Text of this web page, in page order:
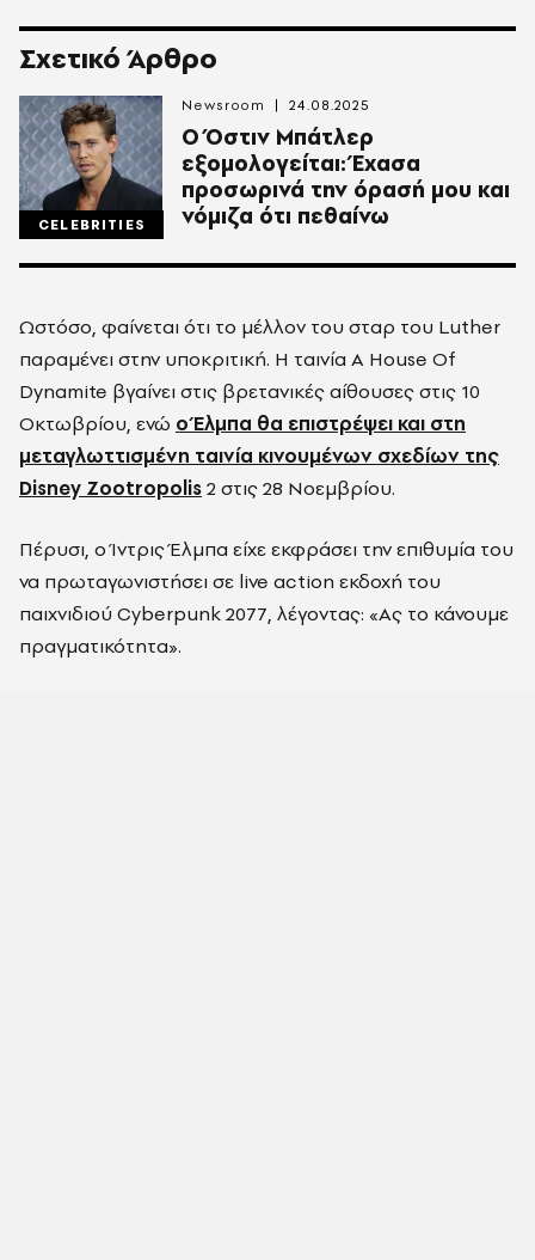
Σχετικό Άρθρο
CELEBRITIES
Ο Όστιν Μπάτλερ
εξομολογείται: Έχασα
προσωρινά την όρασή μου και
νόμιζα ότι πεθαίνω
Newsroom 24.08.2025
Ωστόσο, φαίνεται ότι το μέλλον του σταρ του Luther
παραμένει στην υποκριτική. Η ταινία A House Of
Dynamite βγαίνει στις βρετανικές αίθουσες στις 10
Οκτωβρίου, ενώ ο Έλμπα θα επιστρέψει και στη
μεταγλωττισμένη ταινία κινουμένων σχεδίων της
Disney Zootropolis2 στις 28 Νοεμβρίου.
Πέρυσι, ο Ίντρις Έλμπα είχε εκφράσει την επιθυμία του
να πρωταγωνιστήσει σε live action εκδοχή του
παιχνιδιού Cyberpunk 2077, λέγοντας: «Ας το κάνουμε
πραγματικότητα».